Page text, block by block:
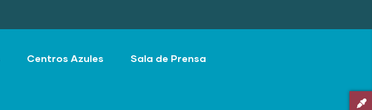
Centros Azules Sala de Prensa